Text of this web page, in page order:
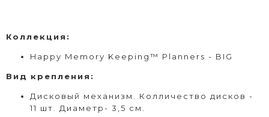
Коллекция:
Happy Memory Keeping™ Planners - BIG
Вид крепления :
Дисковый механизм. Колличество дисков -
11 шт. Диаметр- 3,5 см.